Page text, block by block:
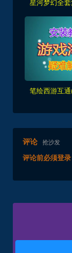
评论 抢沙发